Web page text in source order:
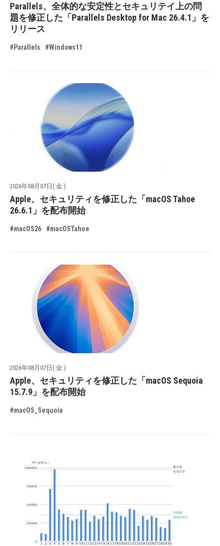
Parallels、全体的な安定性とセキュリテイ上の問
題を修正した「Parallels Desktop for Mac 26.4.1」を
リリース
#Parallels #Windows11
2026年08月07日( 金 )
Apple、セキュリティを修正した「macOS Tahoe
26.6.1」を配布開始
#macOS26 #macOSTahoe
2026年08月07日( 金 )
Apple、セキュリティを修正した「macOS Sequoia
15.7.9」を配布開始
#macOS_Sequoia